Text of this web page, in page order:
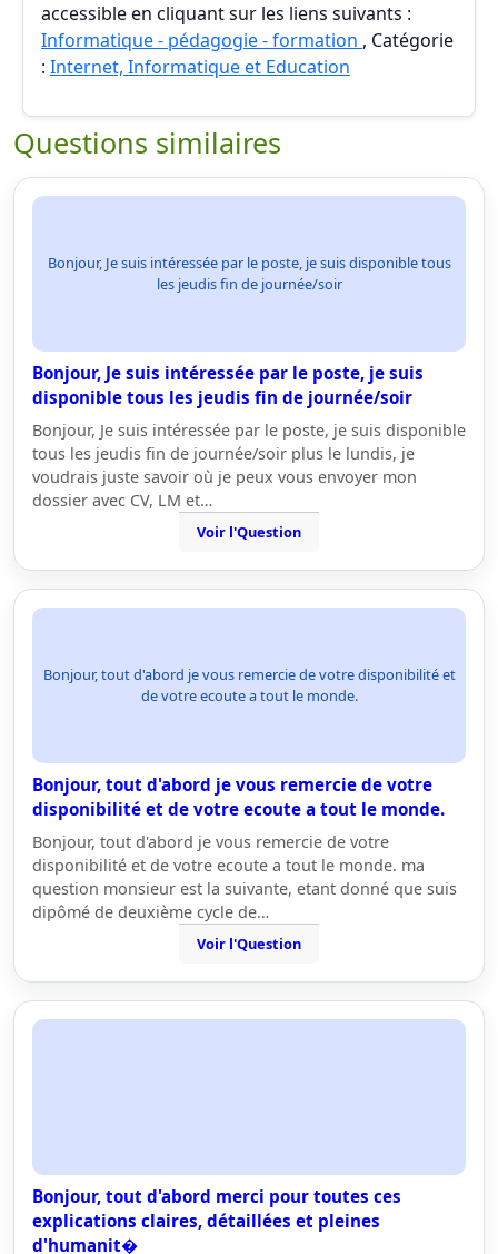
accessible en cliquant sur les liens suivants :
Informatique - pédagogie - formation , Catégorie
: Internet, Informatique et Education
Questions similaires
Bonjour, Je suis intéressée par le poste, je suis disponible tous
les jeudis fin de journée/soir
Bonjour, Je suis intéressée par le poste, je suis
disponible tous les jeudis fin de journée/soir
Bonjour, Je suis intéressée par le poste, je suis disponible
tous les jeudis fin de journée/soir plus le lundis, je
voudrais juste savoir où je peux vous envoyer mon
dossier avec CV, LM et…
Voir l'Question
Bonjour, tout d'abord je vous remercie de votre disponibilité et
de votre ecoute a tout le monde.
Bonjour, tout d'abord je vous remercie de votre
disponibilité et de votre ecoute a tout le monde.
Bonjour, tout d'abord je vous remercie de votre
disponibilité et de votre ecoute a tout le monde. ma
question monsieur est la suivante, etant donné que suis
dipômé de deuxième cycle de…
Voir l'Question
Bonjour, tout d'abord merci pour toutes ces
explications claires, détaillées et pleines
d'humanit�